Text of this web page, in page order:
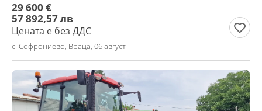
29 600 €
57 892,57 лв
Цената е без ДДС
с. Софрониево, Враца, 06 август